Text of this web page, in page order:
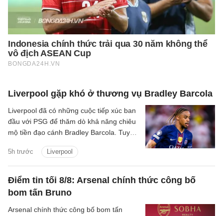
Liverpool gặp khó ở thương vụ Bradley Barcola
5h trước Liverpool
Liverpool đã có những cuộc tiếp xúc ban
đầu với PSG để thăm dò khả năng chiêu
mộ tiền đạo cánh Bradley Barcola. Tuy
hai CLB đang là trở ngại lớn đối với
thương vụ này.
Điểm tin tối 8/8: Arsenal chính thức công bố
bom tấn Bruno
Arsenal chính thức công bố bom tấn